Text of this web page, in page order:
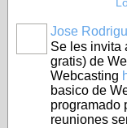
Jose
Se les invita
gratis) de
Webcasting
basico de
programado
reuniones